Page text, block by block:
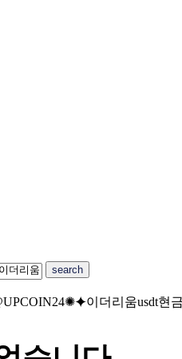
이더리움usdt현